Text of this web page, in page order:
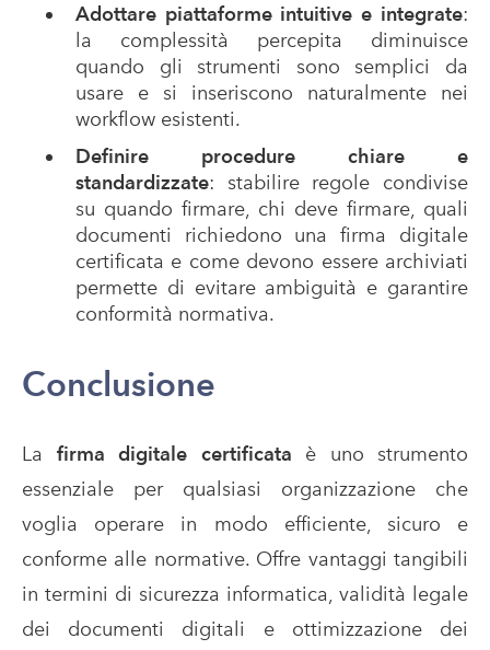
Adottare piattaforme intuitive e integrate:
la complessità percepita diminuisce
quando gli strumenti sono semplici da
usare e si inseriscono naturalmente nei
workflow esistenti.
Definire procedure chiare e
standardizzate: stabilire regole condivise
su quando firmare, chi deve firmare, quali
documenti richiedono una firma digitale
certificata e come devono essere archiviati
permette di evitare ambiguità e garantire
conformità normativa.
Conclusione
La firma digitale certificata è uno strumento
essenziale per qualsiasi organizzazione che
voglia operare in modo efficiente, sicuro e
conforme alle normative. Offre vantaggi tangibili
in termini di sicurezza informatica, validità legale
dei documenti digitali e ottimizzazione dei